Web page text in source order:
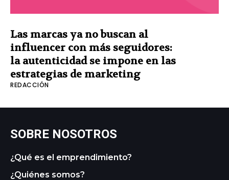
Las marcas ya no buscan al
influencer con más seguidores:
la autenticidad se impone en las
estrategias de marketing
REDACCIÓN
SOBRE NOSOTROS
¿Qué es el emprendimiento?
¿Quiénes somos?